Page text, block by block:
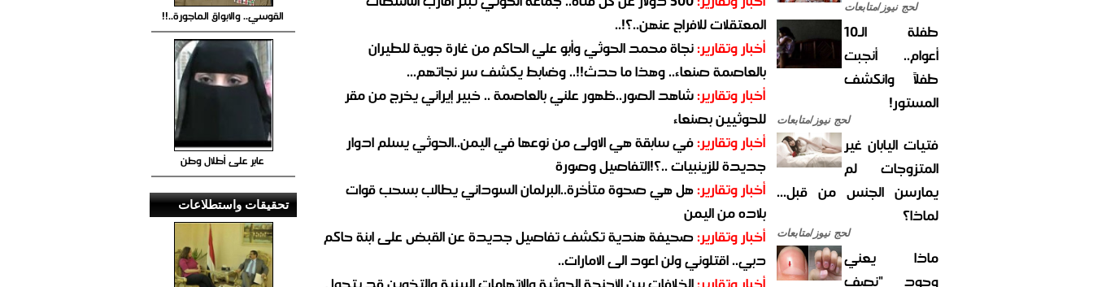
لحج نيوز/متابعات
طفلة الـ10
أعوام.. أنجبت
طفلاً وانكشف
المستور!
لحج نيوز/متابعات
فتيات اليابان غير
المتزوجات لم
يمارسن الجنس من قبل...
لماذا؟
لحج نيوز/متابعات
ماذا يعني
وجود "نصف
المعتقلات للافراج عنهن..؟!..
أخبار وتقارير:نجاة محمد الحوثي وأبو علي الحاكم من غارة جوية للطيران
بالعاصمة صنعاء.. وهذا ما حدث!!.. وضابط يكشف سر نجاتهم...
أخبار وتقارير:شاهد الصور..ظهور علني بالعاصمة .. خبير إيراني يخرج من مقر
للحوثيين بصنعاء
أخبار وتقارير:في سابقة هي الاولى من نوعها في اليمن..الحوثي يسلم ادوار
جديدة للزينبيات ..؟!التفاصيل وصورة
أخبار وتقارير:هل هي صحوة متأخرة..البرلمان السوداني يطالب بسحب قوات
بلاده من اليمن
أخبار وتقارير:صحيفة هندية تكشف تفاصيل جديدة عن القبض على ابنة حاكم
دبي.. اقتلوني ولن اعود الى الامارات..
القوسي.. والابواق الماجورة..!!
عابر على أطلال وطن
تحقيقات واستطلاعات